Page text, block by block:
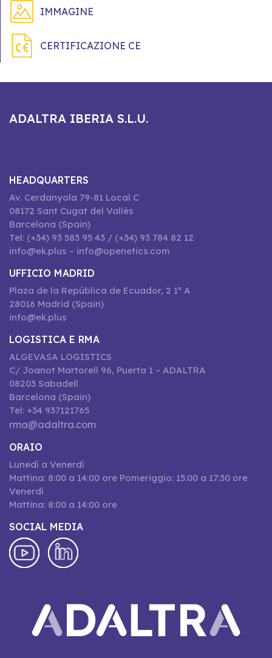
IMMAGINE
CERTIFICAZIONE CE
ADALTRA IBERIA S.L.U.
HEADQUARTERS
Av. Cerdanyola 79-81 Local C
08172 Sant Cugat del Vallès
Barcelona (Spain)
Tel: (+34) 93 583 95 43 / (+34) 93 784 82 12
info@ek.plus – info@openetics.com
UFFICIO MADRID
Plaza de la República de Ecuador, 2 1º A
28016 Madrid (Spain)
info@ek.plus
LOGISTICA E RMA
ALGEVASA LOGISTICS
C/ Joanot Martorell 96, Puerta 1 – ADALTRA
08203 Sabadell
Barcelona (Spain)
Tel: +34 937121765
rma@adaltra.com
ORAIO
Lunedí a Venerdí
Mattina: 8:00 a 14:00 ore Pomeriggio: 15:00 a 17:30 ore
Venerdí
Mattina: 8:00 a 14:00 ore
SOCIAL MEDIA